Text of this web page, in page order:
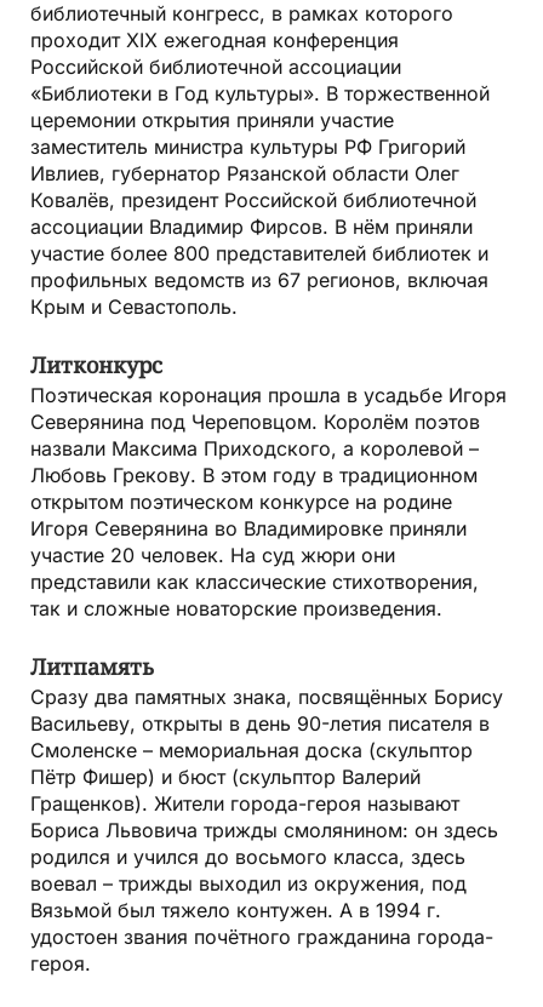
библиотечный конгресс, в рамках которого
проходит XIX ежегодная конференция
Российской библиотечной ассоциации
«Библиотеки в Год культуры». В торжественной
церемонии открытия приняли участие
заместитель министра культуры РФ Григорий
Ивлиев, губернатор Рязанской области Олег
Ковалёв, президент Российской библиотечной
ассоциации Владимир Фирсов. В нём приняли
участие более 800 представителей библиотек и
профильных ведомств из 67 регионов, включая
Крым и Севастополь.
Литконкурс
Поэтическая коронация прошла в усадьбе Игоря
Северянина под Череповцом. Королём поэтов
назвали Максима Приходского, а королевой –
Любовь Грекову. В этом году в традиционном
открытом поэтическом конкурсе на родине
Игоря Северянина во Владимировке приняли
участие 20 человек. На суд жюри они
представили как классические стихотворения,
так и сложные новаторские произведения.
Литпамять
Сразу два памятных знака, посвящённых Борису
Васильеву, открыты в день 90-летия писателя в
Смоленске – мемориальная доска (скульптор
Пётр Фишер) и бюст (скульптор Валерий
Гращенков). Жители города-героя называют
Бориса Львовича трижды смолянином: он здесь
родился и учился до восьмого класса, здесь
воевал – трижды выходил из окружения, под
Вязьмой был тяжело контужен. А в 1994 г.
удостоен звания почётного гражданина города-
героя.